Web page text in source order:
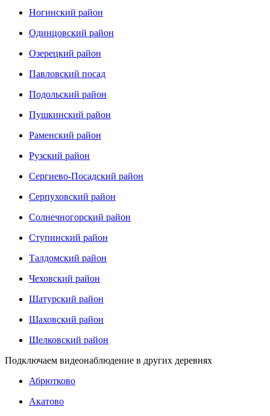
Ногинский район
Одинцовский район
Озерецкий район
Павловский посад
Подольский район
Пушкинский район
Раменский район
Рузский район
Сергиево-Посадский район
Серпуховский район
Солнечногорский район
Ступинский район
Талдомский район
Чеховский район
Шатурский район
Шаховский район
Щелковский район
Подключаем видеонаблюдение в других деревнях
Абрютково
Акатово